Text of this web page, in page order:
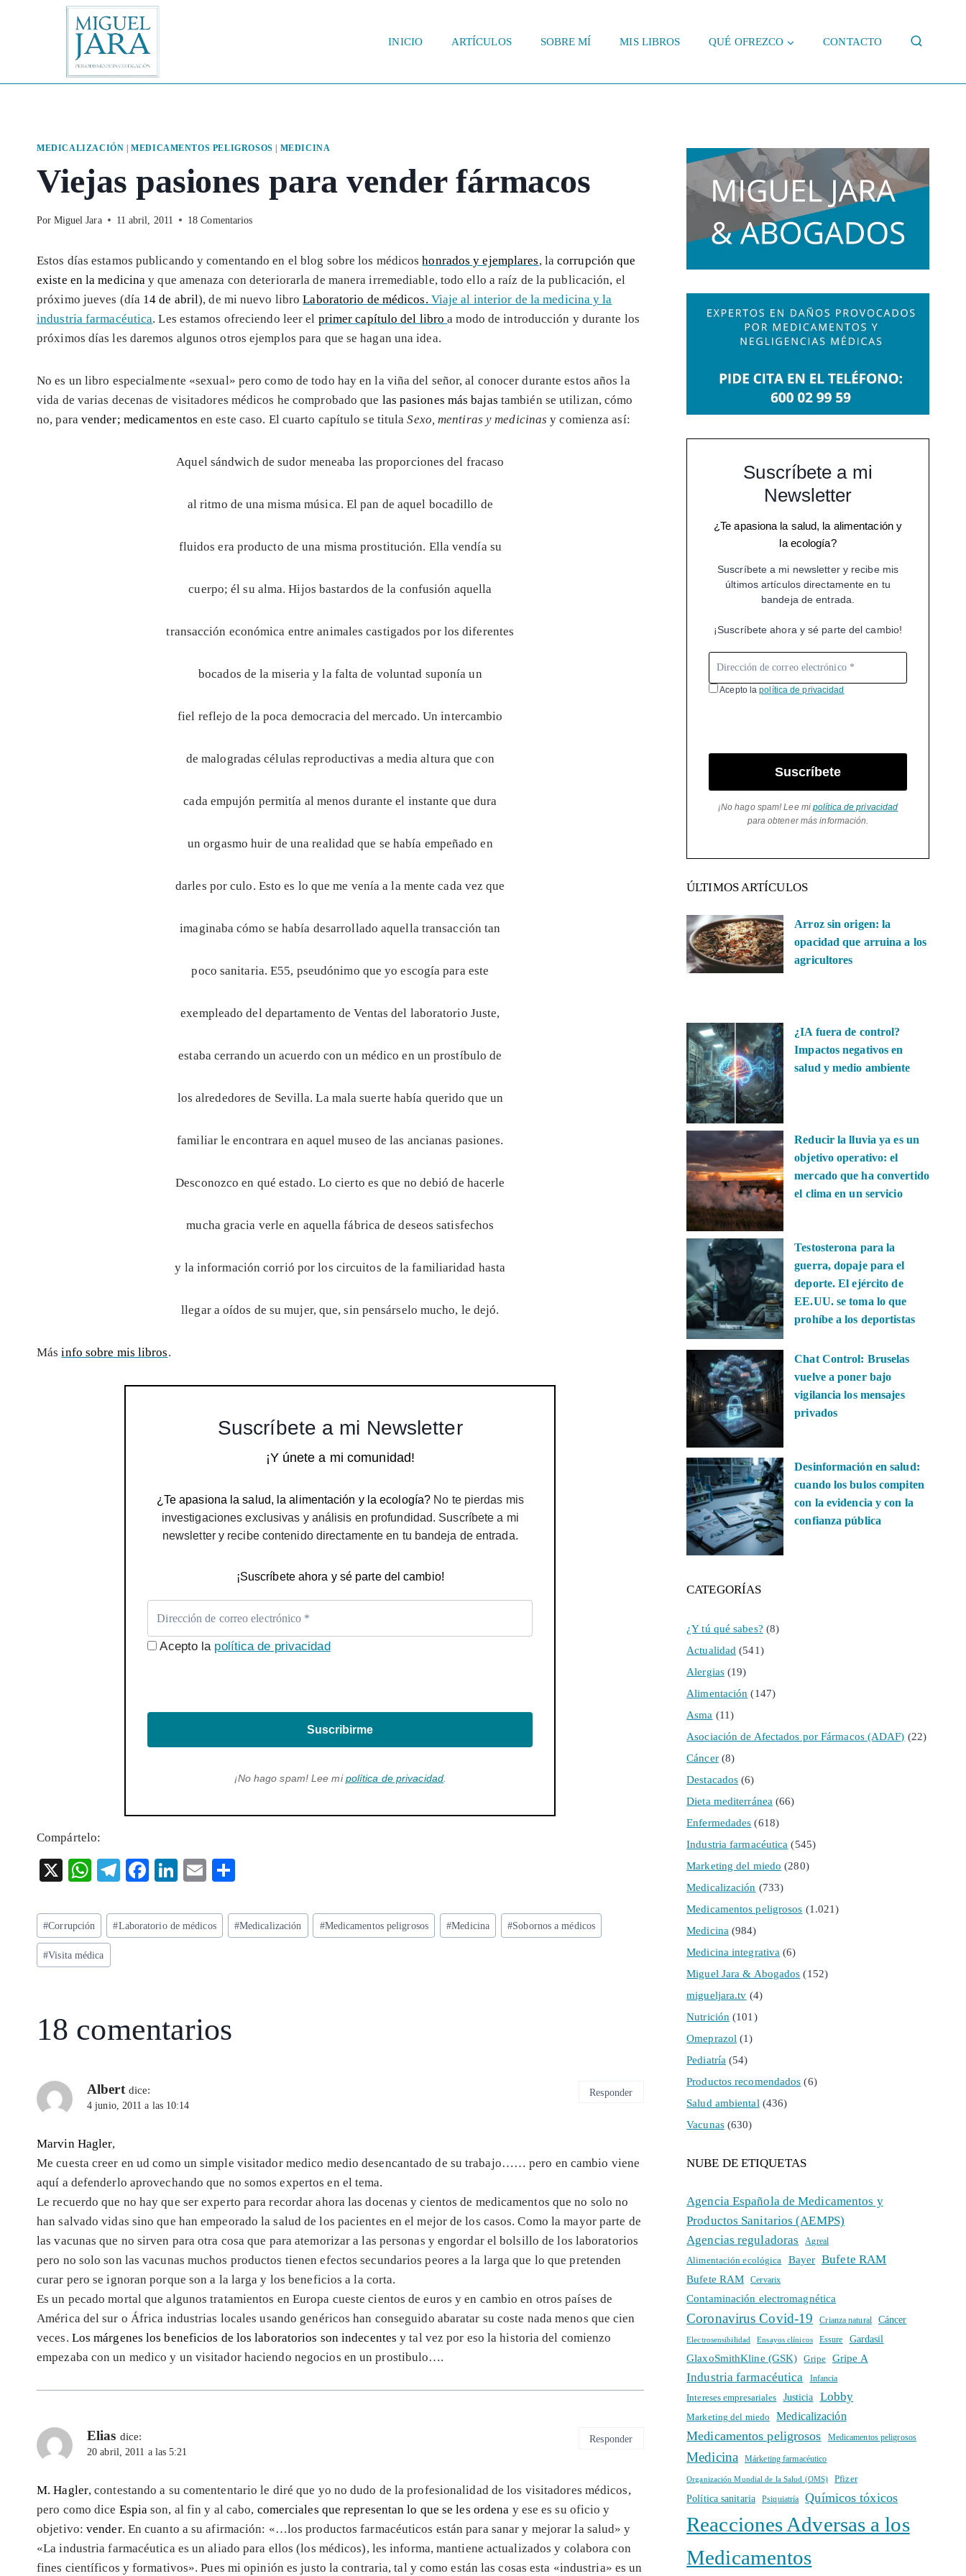
INICIO ARTÍCULOS SOBRE MÍ MIS LIBROS QUÉ OFREZCO CONTACTO
MEDICALIZACIÓN |MEDICAMENTOS PELIGROSOS MEDICINA
Viejas pasiones para vender fármacos
Por Miguel Jara 11 abril, 2011 18 Comentarios
Estos días estamos publicando y comentando en el blog sobre los médicoshonrados y ejemplares, lacorrupción que
existe en la medicinay que amenaza con deteriorarla de manera irremediable, todo ello a raíz de la publicación, el
próximo jueves (día 14 de abril), de mi nuevo libroLaboratorio de médicos. Viaje al interior de la medicina y la
industria farmacéutica. Les estamos ofreciendo leer el primer capítulo del libroa modo de introducción y durante los
próximos días les daremos algunos otros ejemplos para que se hagan una idea.
No es un libro especialmente «sexual» pero como de todo hay en la viña del señor, al conocer durante estos años la
vida de varias decenas de visitadores médicos he comprobado que las pasiones más bajas también se utilizan, cómo
no, para vender; medicamentosen este caso. El cuarto capítulo se titulaSexo, mentiras y medicinasy comienza así:
Aquel sándwich de sudor meneaba las proporciones del fracaso
al ritmo de una misma música. El pan de aquel bocadillo de
fluidos era producto de una misma prostitución. Ella vendía su
cuerpo; él su alma. Hijos bastardos de la confusión aquella
transacción económica entre animales castigados por los diferentes
bocados de la miseria y la falta de voluntad suponía un
fiel reflejo de la poca democracia del mercado. Un intercambio
de malogradas células reproductivas a media altura que con
cada empujón permitía al menos durante el instante que dura
un orgasmo huir de una realidad que se había empeñado en
darles por culo. Esto es lo que me venía a la mente cada vez que
imaginaba cómo se había desarrollado aquella transacción tan
poco sanitaria. E55, pseudónimo que yo escogía para este
exempleado del departamento de Ventas del laboratorio Juste,
estaba cerrando un acuerdo con un médico en un prostíbulo de
los alrededores de Sevilla. La mala suerte había querido que un
familiar le encontrara en aquel museo de las ancianas pasiones.
Desconozco en qué estado. Lo cierto es que no debió de hacerle
mucha gracia verle en aquella fábrica de deseos satisfechos
y la información corrió por los circuitos de la familiaridad hasta
llegar a oídos de su mujer, que, sin pensárselo mucho, le dejó.
Másinfo sobre mis libros.
Suscríbete a mi Newsletter
¡Y únete a mi comunidad!
¿Te apasiona la salud, la alimentación y la ecología? No te pierdas mis
investigaciones exclusivas y análisis en profundidad. Suscríbete a mi
newsletter y recibe contenido directamente en tu bandeja de entrada.
¡Suscríbete ahora y sé parte del cambio!
Acepto la política de privacidad
Suscribirme
¡No hago spam! Lee mipolítica de privacidad
Compártelo:
X
W
ts
A
p
T
eg
ra
F
eb
o
Li
ke
dI
E
ai
l
re
Etiquetas
de
la
#Corrupción #Laboratorio de médicos #Medicalización #Medicamentos peligrosos #Medicina #Sobornos a médicos
#Visita médica
18 comentarios
Albert dice:
4 junio, 2011 a las 10:14
Marvin Hagler,
Me cuesta creer en ud como un simple visitador medico medio desencantado de su trabajo…… pero en cambio viene
aquí a defenderlo aprovechando que no somos expertos en el tema.
Le recuerdo que no hay que ser experto para recordar ahora las docenas y cientos de medicamentos que no solo no
han salvado vidas sino que han empeorado la salud de los pacientes en el mejor de los casos. Como la mayor parte de
las vacunas que no sirven para otra cosa que para atemorizar a las personas y engordar el bolsillo de los laboratorios
pero no solo son las vacunas muchos productos tienen efectos secundarios peores a la larga que lo que pretenden
curar pero se ignoran porque son a la larga y los beneficios a la corta.
Es un pecado mortal que algunos tratamientos en Europa cueste cientos de euros y en cambio en otros países de
América del sur o África industrias locales usando genéricos han conseguido abaratar su coste nada menos que cien
veces. Los márgenes los beneficios de los laboratorios son indecentesy tal vez por eso la historia del comienzo
empezaba con un medico y un visitador haciendo negocios en un prostibulo….
Responder
Elias dice:
20 abril, 2011 a las 5:21
M. Hagler, contestando a su comententario le diré que yo no dudo de la profesionalidad de los visitadores médicos,
pero como dice Espiason, al fin y al cabo, comerciales que representan lo que se les ordena y ese es su oficio y
objetivo:vender. En cuanto a su afirmación: «…los productos farmacéuticos están para sanar y mejorar la salud» y
«La industria farmacéutica es un aliado para ellos (los médicos), les informa, mantiene actualizados y colabora con
fines científicos y formativos». Pues mi opinión es justo la contraria, tal y como están las cosas esta «industria» es un
Responder
Suscríbete a mi
Newsletter
¿Te apasiona la salud, la alimentación y
la ecología?
Suscríbete a mi newsletter y recibe mis
últimos artículos directamente en tu
bandeja de entrada.
¡Suscríbete ahora y sé parte del cambio!
Acepto lapolítica de privacidad
Suscríbete
¡No hago spam! Lee mipolítica de privacidad
para obtener más información.
ÚLTIMOS ARTÍCULOS
Arroz sin origen: la
opacidad que arruina a los
agricultores
¿IA fuera de control?
Impactos negativos en
salud y medio ambiente
Reducir la lluvia ya es un
objetivo operativo: el
mercado que ha convertido
el clima en un servicio
Testosterona para la
guerra, dopaje para el
deporte. El ejército de
EE.UU. se toma lo que
prohíbe a los deportistas
Chat Control: Bruselas
vuelve a poner bajo
vigilancia los mensajes
privados
Desinformación en salud:
cuando los bulos compiten
con la evidencia y con la
confianza pública
CATEGORÍAS
¿Y tú qué sabes? (8)
Actualidad (541)
Alergias(19)
Alimentación (147)
Asma (11)
Asociación de Afectados por Fármacos (ADAF) (22)
Cáncer(8)
Destacados (6)
Dieta mediterránea (66)
Enfermedades (618)
Industria farmacéutica (545)
Marketing del miedo (280)
Medicalización (733)
Medicamentos peligrosos (1.021)
Medicina (984)
Medicina integrativa (6)
Miguel Jara & Abogados (152)
migueljara.tv (4)
Nutrición (101)
Omeprazol (1)
Pediatría (54)
Productos recomendados (6)
Salud ambiental (436)
Vacunas(630)
NUBE DE ETIQUETAS
Agencia Española de Medicamentos y
Productos Sanitarios (AEMPS)
Agencias reguladoras
Agreal
Alimentación ecológica Bayer Bufete RAM
Bufete RAM Cervarix
Contaminación electromagnética
Coronavirus Covid-19 Crianza natural Cáncer
Electrosensibilidad Ensayos clínicos Essure Gardasil
GlaxoSmithKline (GSK) Gripe Gripe A
Industria farmacéutica Infancia
Intereses empresariales Justicia Lobby
Marketing del miedo Medicalización
Medicamentos peligrosos Medicamentos peligrosos
Medicina Márketing farmacéutico
Organización Mundial de la Salud (OMS) Pfizer
Política sanitaria Psiquiatría Químicos tóxicos
Reacciones Adversas a los
Medicamentos